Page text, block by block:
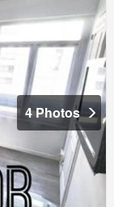
4 Photos